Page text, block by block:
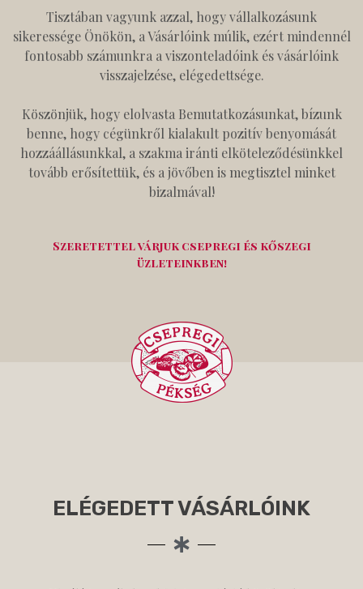
Tisztában vagyunk azzal, hogy vállalkozásunk
sikeressége Önökön, a Vásárlóink múlik, ezért mindennél
fontosabb számunkra a viszonteladóink és vásárlóink
visszajelzése, elégedettsége.
Köszönjük, hogy elolvasta Bemutatkozásunkat, bízunk
benne, hogy cégünkről kialakult pozitív benyomását
hozzáállásunkkal, a szakma iránti elköteleződésünkkel
tovább erősítettük, és a jövőben is megtisztel minket
bizalmával!
Szeretettel várjuk csepregi és kőszegi
üzleteinkben!
ELÉGEDETT VÁSÁRLÓINK